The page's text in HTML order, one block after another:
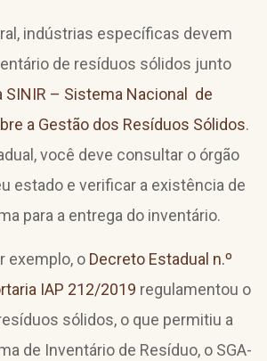
indústrias específicas devem
de resíduos sólidos junto
SINIR – Sistema Nacional de
a Gestão dos Resíduos Sólidos.
você deve consultar o órgão
estado e verificar a existência de
para a entrega do inventário.
exemplo, o Decreto Estadual n.º
IAP 212/2019 regulamentou o
sólidos, o que permitiu a
de Inventário de Resíduo, o SGA-